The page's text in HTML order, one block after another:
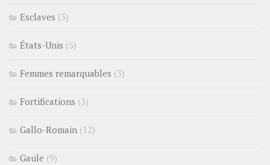
Esclaves (3)
États-Unis (5)
Femmes remarquables (3)
Fortifications (3)
Gallo-Romain (12)
Gaule (9)